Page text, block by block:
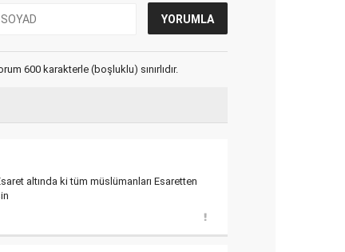
600 karakterle (boşluklu) sınırlıdır.
altında ki tüm müslümanları Esaretten